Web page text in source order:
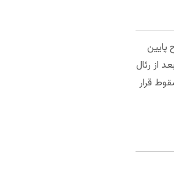
پایین
کارنامه دارد. بارسا بعد از رئال
و منطقه سقوط قرار